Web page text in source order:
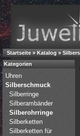
Startseite » Katalog »
Kategorien
Uhren
Silberschmuck
Silberringe
Silberambänder
Silberohrringe
Silberketten
Silberketten für